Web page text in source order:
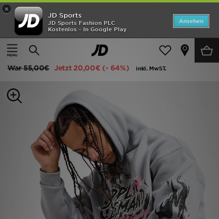
×
JD Sports
JD Sports Fashion PLC
Kostenlos - In Google Play
Ansehen
Startseite
Herren Herrenbekleidung Kapuzenpullover
Supply & Demand Stencil Hoodie
War55,00€ Jetzt 20,00€ (- 64%) inkl. MwST.
Startseite
ANGEBOTE
Herren
Kinder
Bestsellers